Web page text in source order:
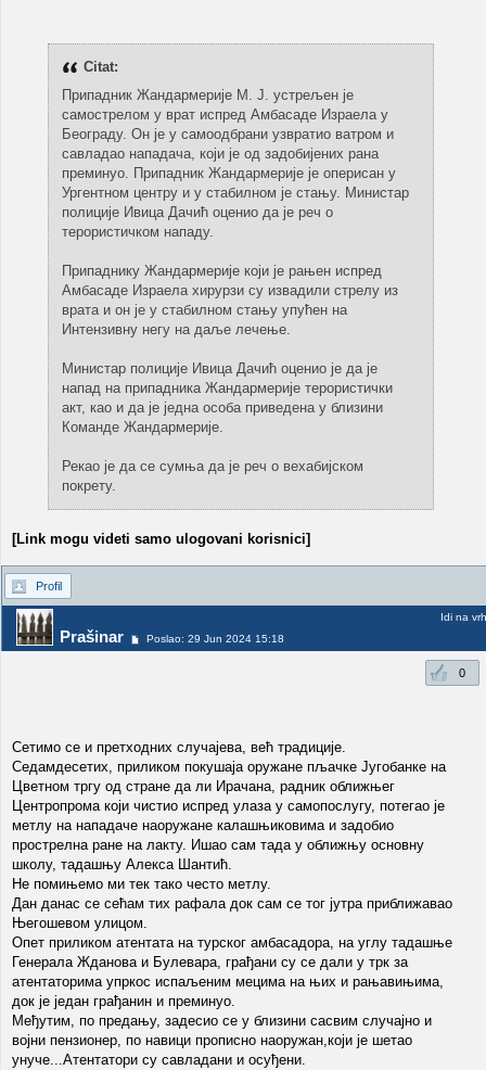
Citat:
Припадник Жандармерије М. Ј. устрељен је
самострелом у врат испред Амбасаде Израела у
Београду. Он је у самоодбрани узвратио ватром и
савладао нападача, који је од задобијених рана
преминуо. Припадник Жандармерије је оперисан у
Ургентном центру и у стабилном је стању. Министар
полиције Ивица Дачић оценио да је реч о
терористичком нападу.
Припаднику Жандармерије који је рањен испред
Амбасаде Израела хирурзи су извадили стрелу из
врата и он је у стабилном стању упућен на
Интензивну негу на даље лечење.
Министар полиције Ивица Дачић оценио је да је
напад на припадника Жандармерије терористички
акт, као и да је једна особа приведена у близини
Команде Жандармерије.
Рекао је да се сумња да је реч о вехабијском
покрету.
[Link mogu videti samo ulogovani korisnici]
Profil
Prašinar Poslao: 29 Jun 2024 15:18
Idi na vrh
0
Сетимо се и претходних случајева, већ традиције.
Седамдесетих, приликом покушаја оружане пљачке Југобанке на
Цветном тргу од стране да ли Ирачана, радник оближњег
Центропрома који чистио испред улаза у самопослугу, потегао је
метлу на нападаче наоружане калашњиковима и задобио
прострелна ране на лакту. Ишао сам тада у оближњу основну
школу, тадашњу Алекса Шантић.
Не помињемо ми тек тако често метлу.
Дан данас се сећам тих рафала док сам се тог јутра приближавао
Његошевом улицом.
Опет приликом атентата на турског амбасадора, на углу тадашње
Генерала Жданова и Булевара, грађани су се дали у трк за
атентаторима упркос испаљеним мецима на њих и рањавињима,
док је један грађанин и преминуо.
Међутим, по предању, задесио се у близини сасвим случајно и
војни пензионер, по навици прописно наоружан,који је шетао
унуче...Атентатори су савладани и осуђени.